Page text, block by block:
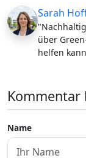
Sarah
über
helfen
Kommentar
Name